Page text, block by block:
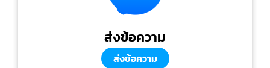
ส่งข้อความ
ส่งข้อความ